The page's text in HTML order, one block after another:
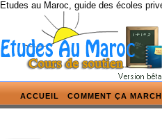
Etudes au Maroc, guide des écoles
ACCUEIL COMMENT ÇA